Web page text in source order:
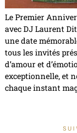
Le Premier
avec DJ Laurent
une date
tous les invités
d’amour et
exceptionnelle, et
chaque instant